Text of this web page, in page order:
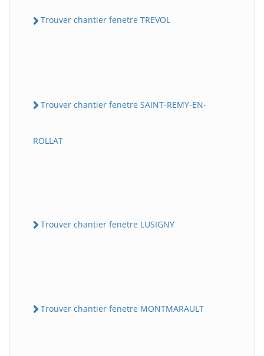
Trouver chantier fenetre TREVOL
Trouver chantier fenetre SAINT-REMY-EN-
ROLLAT
Trouver chantier fenetre LUSIGNY
Trouver chantier fenetre MONTMARAULT